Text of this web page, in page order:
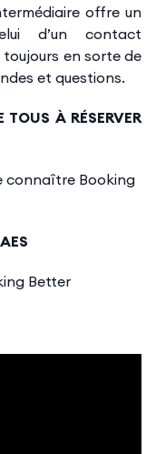
offre un
d’un contact
toujours en sorte de
et questions.
TOUS À RÉSERVER
connaître Booking
Better